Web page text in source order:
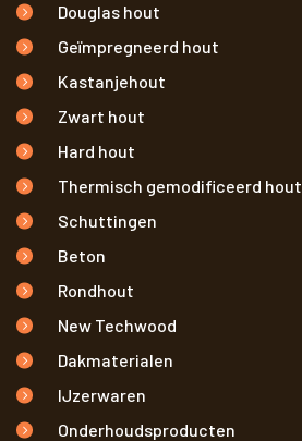
Douglas hout
Geïmpregneerd hout
Kastanjehout
Zwart hout
Hard hout
Thermisch gemodificeerd hout
Schuttingen
Beton
Rondhout
New Techwood
Dakmaterialen
IJzerwaren
Onderhoudsproducten